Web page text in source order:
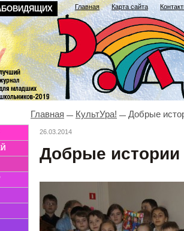
Главная Карта сайта
Главная КультУра! Добрые
26.03.2014
Добрые